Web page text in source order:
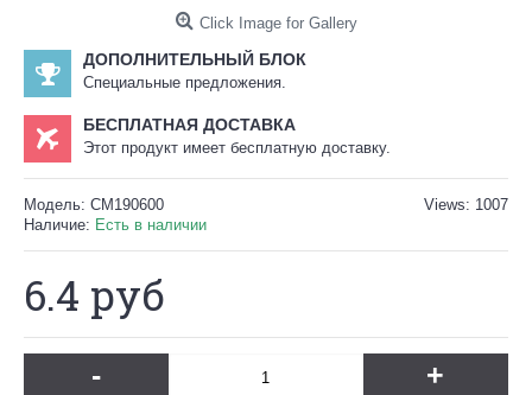
Click Image for Gallery
ДОПОЛНИТЕЛЬНЫЙ БЛОК
Специальные предложения.
БЕСПЛАТНАЯ ДОСТАВКА
Этот продукт имеет бесплатную доставку.
Views: 1007
Модель: CM190600
Наличие: Есть в наличии
6.4 руб
- +